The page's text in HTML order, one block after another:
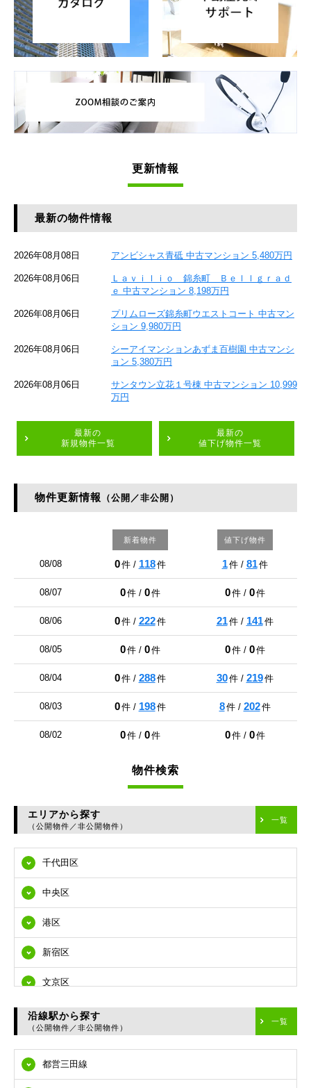
更新情報
最新の物件情報
2026年08月08日 アンビシャス青砥 中古マンション 5,480万円
2026年08月06日
Ｌａｖｉｌｉｏ 錦糸町 Ｂｅｌｌｇｒａｄ
ｅ 中古マンション 8,198万円
2026年08月06日
プリムローズ錦糸町ウエストコート 中古マン
ション 9,980万円
2026年08月06日
シーアイマンションあずま百樹園 中古マンシ
ョン 5,380万円
2026年08月06日
サンタウン立花１号棟 中古マンション 10,999
万円
最新の
新規物件一覧
最新の
値下げ物件一覧
物件更新情報 （公開／非公開）
新着物件 値下げ物件
08/08 0件 / 118件 1件 / 81件
08/07 0件 / 0件 0件 / 0件
08/06 0件 / 222件 21件 / 141件
08/05 0件 / 0件 0件 / 0件
08/04 0件 / 288件 30件 / 219件
08/03 0件 / 198件 8件 / 202件
08/02 0件 / 0件 0件 / 0件
物件検索
エリアから探す
（公開物件／非公開物件）
一覧
千代田区
中央区
港区
新宿区
文京区
台東区
江東区
沿線駅から探す
（公開物件／非公開物件）
一覧
都営三田線